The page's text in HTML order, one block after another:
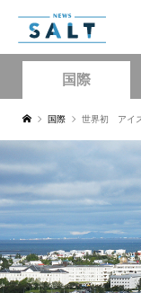
国際
国際 世界初 アイ